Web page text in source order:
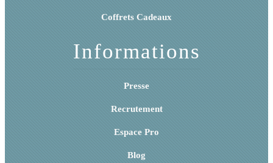
Coffrets Cadeaux
Informations
Presse
Recrutement
Espace Pro
Blog